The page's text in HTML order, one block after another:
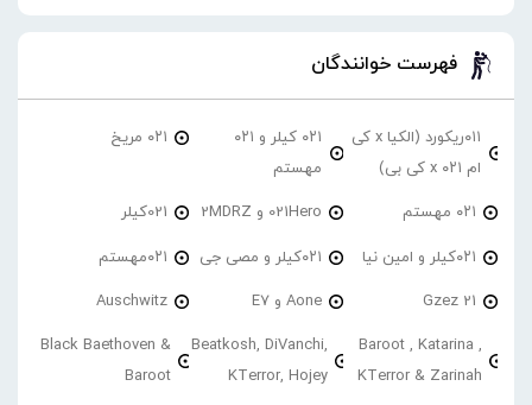
فهرست خوانندگان
۰۱۱ریکورد (الکیا x کی
ام ۰۲۱ x کی بی)
۰۲۱ کیلر و ۰۲۱
مهستم
۰۲۱ مریخ
۰۲۱ مهستم 021Hero و 2MDRZ 021کیلر
۰۲۱کیلر و امین نیا ۰۲۱کیلر و مصی جی ۰۲۱مهستم
21 Gzez Aone و E7 Auschwitz
Baroot , Katarina ,
KTerror & Zarinah
Beatkosh, DiVanchi,
KTerror, Hojey
Black Baethoven &
Baroot